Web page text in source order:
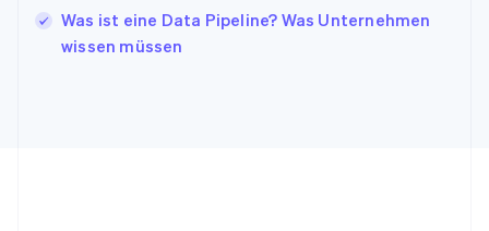
Was ist eine Data Pipeline? Was Unternehmen
wissen müssen
Liechtenstein
Deutsch English